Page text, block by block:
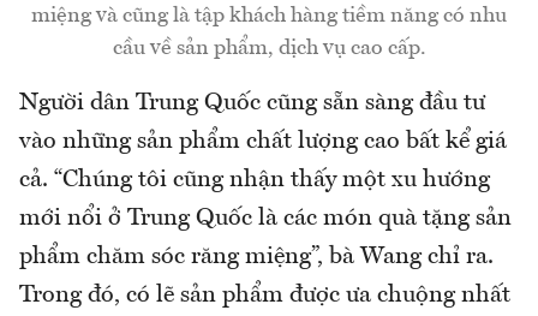
miệng và cũng là tập khách hàng tiềm năng có nhu
cầu về sản phẩm, dịch vụ cao cấp.
Người dân Trung Quốc cũng sẵn sàng đầu tư
vào những sản phẩm chất lượng cao bất kể giá
cả. “Chúng tôi cũng nhận thấy một xu hướng
mới nổi ở Trung Quốc là các món quà tặng sản
phẩm chăm sóc răng miệng”, bà Wang chỉ ra.
Trong đó, có lẽ sản phẩm được ưa chuộng nhất